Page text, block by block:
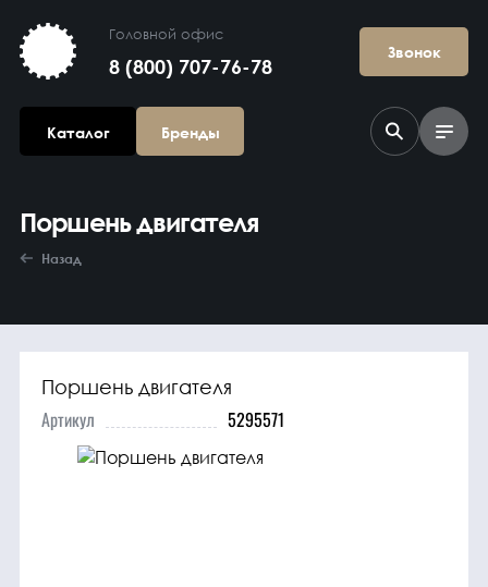
Головной офис
8 (800) 707-76-78
Звонок
Каталог Бренды
Агрегаты в
сборе
Поршень двигателя
Назад
Поршень двигателя
Артикул 5295571